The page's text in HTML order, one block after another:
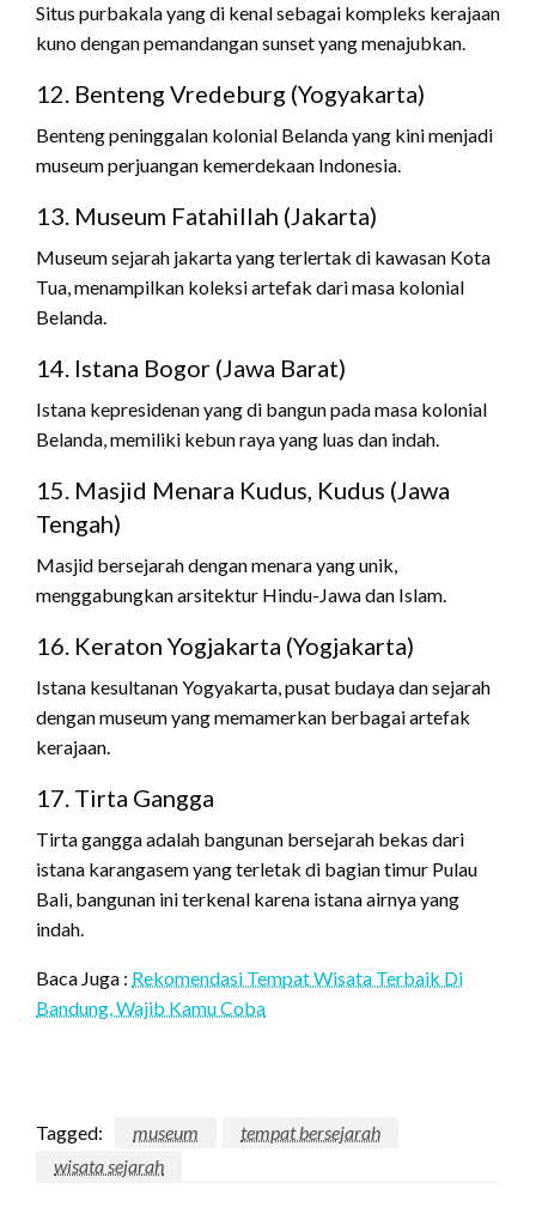
Situs purbakala yang di kenal sebagai kompleks kerajaan
kuno dengan pemandangan sunset yang menajubkan.
12. Benteng Vredeburg (Yogyakarta)
Benteng peninggalan kolonial Belanda yang kini menjadi
museum perjuangan kemerdekaan Indonesia.
13. Museum Fatahillah (Jakarta)
Museum sejarah jakarta yang terlertak di kawasan Kota
Tua, menampilkan koleksi artefak dari masa kolonial
Belanda.
14. Istana Bogor (Jawa Barat)
Istana kepresidenan yang di bangun pada masa kolonial
Belanda, memiliki kebun raya yang luas dan indah.
15. Masjid Menara Kudus, Kudus (Jawa
Tengah)
Masjid bersejarah dengan menara yang unik,
menggabungkan arsitektur Hindu-Jawa dan Islam.
16. Keraton Yogjakarta (Yogjakarta)
Istana kesultanan Yogyakarta, pusat budaya dan sejarah
dengan museum yang memamerkan berbagai artefak
kerajaan.
17. Tirta Gangga
Tirta gangga adalah bangunan bersejarah bekas dari
istana karangasem yang terletak di bagian timur Pulau
Bali, bangunan ini terkenal karena istana airnya yang
indah.
Baca Juga : Rekomendasi Tempat Wisata Terbaik Di
Bandung, Wajib Kamu Coba
Tagged: museum
tempat bersejarah
wisata sejarah